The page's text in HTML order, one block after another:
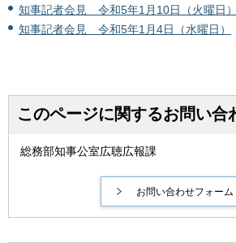
知事記者会見 令和5年1月10日（火曜日）
知事記者会見 令和5年1月4日（水曜日）
このページに関するお問い合
総務部知事公室広聴広報課